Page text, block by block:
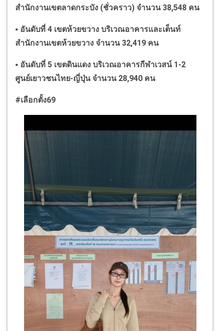
สำนักงานเขตลาดกระบัง (ชั่วคราว) จำนวน 38,548 คน
▪ อันดับที่ 4 เขตห้วยขวาง บริเวณอาคารและเต็นท์
สำนักงานเขตห้วยขวาง จำนวน 32,419 คน
▪ อันดับที่ 5 เขตดินแดง บริเวณอาคารกีฬาเวสน์ 1-2
ศูนย์เยาวชนไทย-ญี่ปุ่น จำนวน 28,940 คน
#เลือกตั้ง69